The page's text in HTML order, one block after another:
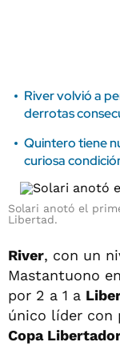
River volvió a
derrotas
Quintero tiene
curiosa
Solari anotó el
Libertad.
River, con un
Mastantuono
por 2 a 1 a
único líder con
Copa